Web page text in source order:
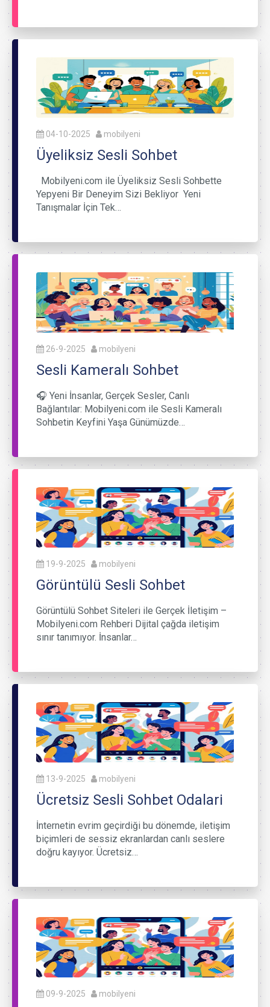
04-10-2025 mobilyeni
Üyeliksiz Sesli Sohbet
Mobilyeni.com ile Üyeliksiz Sesli Sohbette
Yepyeni Bir Deneyim Sizi Bekliyor Yeni
Tanışmalar İçin Tek…
26-9-2025 mobilyeni
Sesli Kameralı Sohbet
🎧 Yeni İnsanlar, Gerçek Sesler, Canlı
Bağlantılar: Mobilyeni.com ile Sesli Kameralı
Sohbetin Keyfini Yaşa Günümüzde…
19-9-2025 mobilyeni
Görüntülü Sesli Sohbet
Görüntülü Sohbet Siteleri ile Gerçek İletişim –
Mobilyeni.com Rehberi Dijital çağda iletişim
sınır tanımıyor. İnsanlar…
13-9-2025 mobilyeni
Ücretsiz Sesli Sohbet Odalari
İnternetin evrim geçirdiği bu dönemde, iletişim
biçimleri de sessiz ekranlardan canlı seslere
doğru kayıyor. Ücretsiz…
09-9-2025 mobilyeni